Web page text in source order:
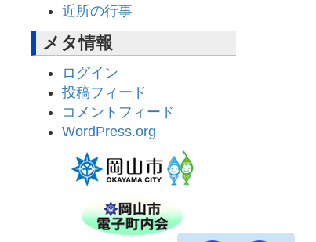
近所の行事
メタ情報
ログイン
投稿フィード
コメントフィード
WordPress.org